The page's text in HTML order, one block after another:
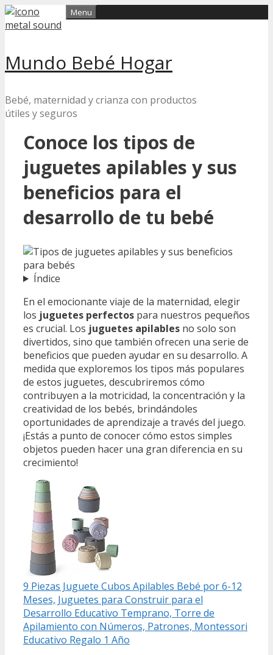
Skip
to
Mundo Bebé Hogar
Bebé, maternidad y crianza con productos
útiles y seguros
Menu
Conoce los tipos de
juguetes apilables y sus
beneficios para el
desarrollo de tu bebé
Índice
En el emocionante viaje de la maternidad, elegir
los juguetes perfectos para nuestros pequeños
es crucial. Los juguetes apilables no solo son
divertidos, sino que también ofrecen una serie de
beneficios que pueden ayudar en su desarrollo. A
medida que exploremos los tipos más populares
de estos juguetes, descubriremos cómo
contribuyen a la motricidad, la concentración y la
creatividad de los bebés, brindándoles
oportunidades de aprendizaje a través del juego.
¡Estás a punto de conocer cómo estos simples
objetos pueden hacer una gran diferencia en su
crecimiento!
9 Piezas Juguete Cubos Apilables Bebé por 6-12
Meses, Juguetes para Construir para el
Desarrollo Educativo Temprano, Torre de
Apilamiento con Números, Patrones, Montessori
Educativo Regalo 1 Año